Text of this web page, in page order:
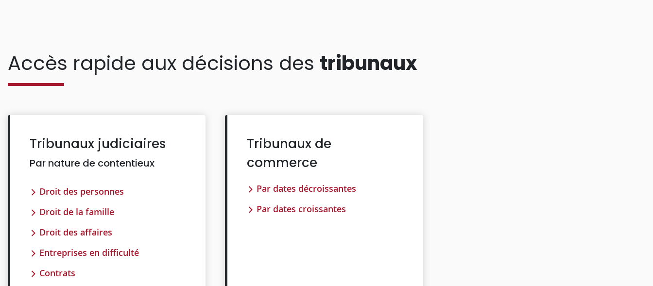
Accès rapide aux décisions des tribunaux
Tribunaux judiciaires
Par nature de contentieux
Droit des personnes
Droit de la famille
Droit des affaires
Entreprises en difficulté
Contrats
Tribunaux de
commerce
Par dates décroissantes
Par dates croissantes